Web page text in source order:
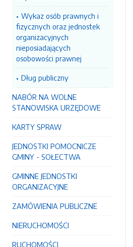
Wykaz osób prawnych i
fizycznych oraz jednostek
organizacyjnych
nieposiadających
osobowości prawnej
Dług publiczny
NABÓR NA WOLNE
STANOWISKA URZĘDOWE
KARTY SPRAW
JEDNOSTKI POMOCNICZE
GMINY - SOŁECTWA
GMINNE JEDNOSTKI
ORGANIZACYJNE
ZAMÓWIENIA PUBLICZNE
NIERUCHOMOŚCI
RUCHOMOŚCI